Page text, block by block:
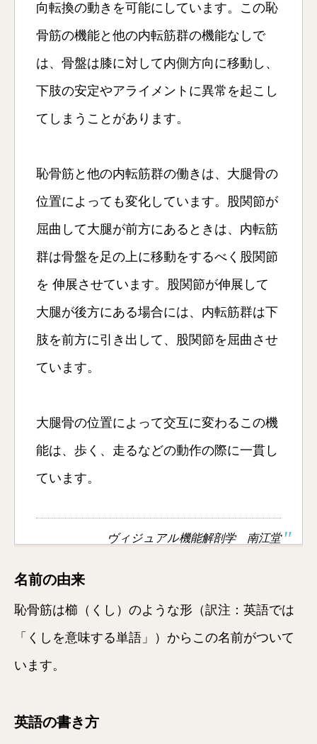
向転換の動きを可能にしています。この恥
骨筋の機能と他の内転筋群の機能なしで
は、骨盤は膝に対して内側方向に移動し、
下肢の安定やアライメントに異常を起こし
てしまうことがあります。
恥骨筋と他の内転筋群の働きは、大腿骨の
位置によっても変化しています。股関節が
屈曲して大腿が前方にあるときは、内転筋
群は骨盤を足の上に移動をするべく股関節
を 伸展させています。股関節が伸展して
大腿が後方にある場合には、内転筋群は下
肢を前方に引き出して、股関節を屈曲させ
ています。
大腿骨の位置によって交互に変わるこの機
能は、歩く、走るなどの動作の際に一貫し
ています。
ヴィジュアル機能解剖学 南江堂
名前の由来
恥骨筋は櫛（くし）のような形（訳注：英語では
「くしを意味する単語」）からこの名前がついて
います。
英語の書き方